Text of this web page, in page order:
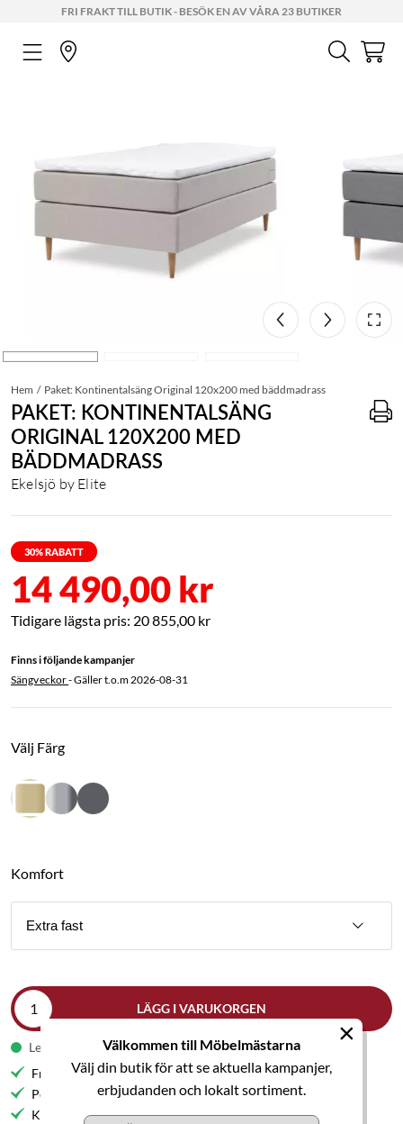
FRI FRAKT TILL BUTIK - BESÖK EN AV VÅRA 23 BUTIKER
Välkommen till Möbelmästarna
Välj din butik för att se aktuella kampanjer,
erbjudanden och lokalt sortiment.
×
Hem Paket: Kontinentalsäng Original 120x200 med bäddmadrass
PAKET: KONTINENTALSÄNG
ORIGINAL 120X200 MED
BÄDDMADRASS
Ekelsjö by Elite
30% RABATT
14 490,00 kr
20 855,00 kr
Finns i följande kampanjer
Sängveckor- Gäller t.o.m 2026-08-31
Välj Färg
Komfort
Extra fast
LÄGG I VARUKORGEN
Leveranstid 5-6 veckor
Fri frakt till butik
Personlig service
Kvalitetsmöbler